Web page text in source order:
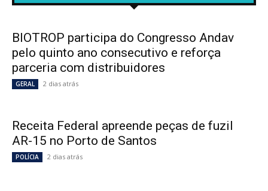
BIOTROP participa do Congresso Andav
pelo quinto ano consecutivo e reforça
parceria com distribuidores
GERAL 2 dias atrás
Receita Federal apreende peças de fuzil
AR-15 no Porto de Santos
POLÍCIA 2 dias atrás